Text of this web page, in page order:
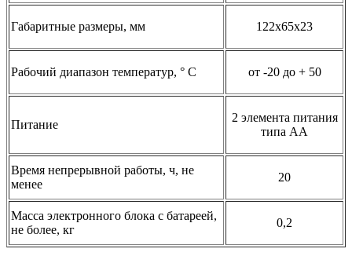
Габаритные размеры, мм 122х65х23
Рабочий диапазон температур, ° С от -20 до + 50
Питание
2 элемента питания
типа АА
Время непрерывной работы, ч, не
менее
20
Масса электронного блока с батареей,
не более, кг
0,2